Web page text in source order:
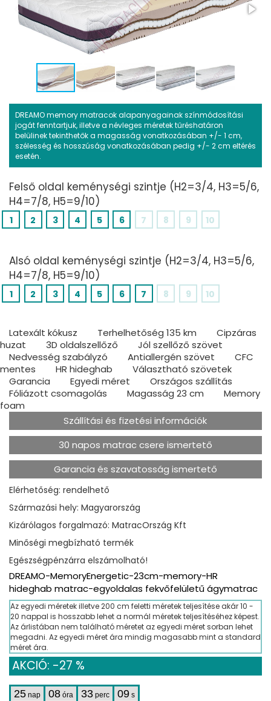
DREAMO memory matracok alapanyagainak színmódosítási
jogát fenntartjuk, illetve a névleges méretek tűréshatáron
belülinek tekinthetők a magasság vonatkozásában +/- 1 cm,
szélesség és hosszúság vonatkozásában pedig +/- 2 cm eltérés
esetén.
Felső oldal keménységi szintje (H2=3/4, H3=5/6,
H4=7/8, H5=9/10)
1 2 3 4 5 6 7 8 9 10
Alsó oldal keménységi szintje (H2=3/4, H3=5/6,
H4=7/8, H5=9/10)
1 2 3 4 5 6 7 8 9 10
Latexált kókusz Terhelhetőség 135 km
Cipzáras
huzat
3D oldalszellőző
Jól szellőző szövet
Nedvesség szabályzó
Antiallergén szövet
CFC
mentes
HR hideghab
Választható szövetek
Garancia
Egyedi méret
Országos szállítás
Fóliázott csomagolás
Magasság 23 cm
Memory
foam
Szállítási és fizetési információk
30 napos matrac csere ismertető
Garancia és szavatosság ismertető
Elérhetőség: rendelhető
Származási hely: Magyarország
Kizárólagos forgalmazó: MatracOrszág Kft
Minőségi megbízható termék
Egészségpénzárra elszámolható!
DREAMO-MemoryEnergetic-23cm-memory-HR
hideghab matrac-egyoldalas fekvőfelületű ágymatrac
Az egyedi méretek illetve 200 cm feletti méretek teljesítése akár 10 -
20 nappal is hosszabb lehet a normál méretek teljesítéséhez képest.
Az árlistában nem található méretet az egyedi méret sorban lehet
megadni. Az egyedi méret ára mindig magasabb mint a standard
méret ára.
AKCIÓ: -27 %
25 nap 08 óra 33 perc 09 s